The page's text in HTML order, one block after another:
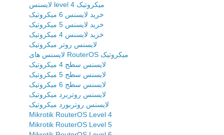
لایسنس level 4 میکروتیک
خرید لایسنس 6 میکروتیک
خرید لایسنس 5 میکروتیک
خرید لایسنس 4 میکروتیک
لایسنس روتر میکروتیک
لایسنس های RouterOS میکروتیک
لایسنس سطح 4 میکروتیک
لایسنس سطح 5 میکروتیک
لایسنس سطح 6 میکروتیک
لایسنس روتربرد میکروتیک
لایسنس روتربورد میکروتیک
Mikrotik RouterOS Level 4
Mikrotik RouterOS Level 5